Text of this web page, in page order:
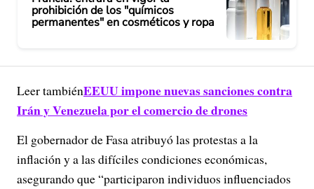
prohibición de los "químicos
permanentes" en cosméticos y ropa
Leer tambiénEEUU impone nuevas sanciones contra
Irán y Venezuela por el comercio de drones
El gobernador de Fasa atribuyó las protestas a la
inflación y a las difíciles condiciones económicas,
asegurando que “participaron individuos influenciados